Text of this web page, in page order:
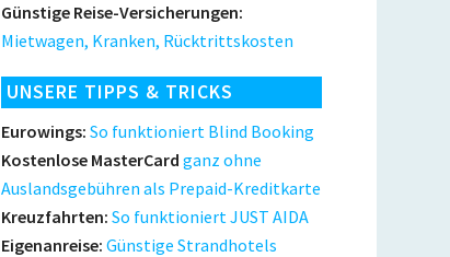
Günstige Reise-Versicherungen:
Mietwagen, Kranken, Rücktrittskosten
UNSERE TIPPS & TRICKS
Eurowings: So funktioniert Blind Booking
Kostenlose MasterCard ganz ohne
Auslandsgebühren als Prepaid-Kreditkarte
Kreuzfahrten: So funktioniert JUST AIDA
Eigenanreise: Günstige Strandhotels